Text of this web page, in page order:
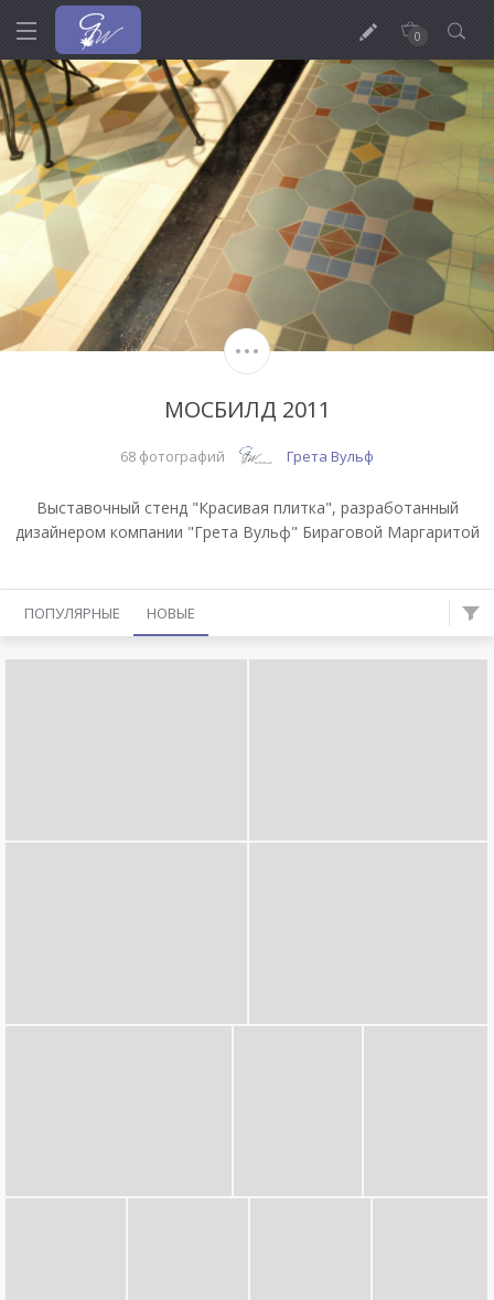
0
МОСБИЛД 2011
68 фотографий Грета Вульф
Выставочный стенд "Красивая плитка", разработанный
дизайнером компании "Грета Вульф" Бираговой Маргаритой
ПОПУЛЯРНЫЕ НОВЫЕ